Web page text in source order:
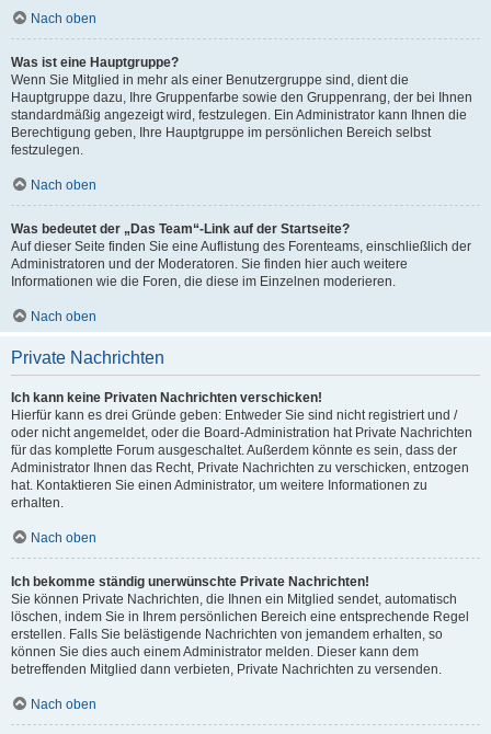
Nach oben
Was ist eine Hauptgruppe?
Wenn Sie Mitglied in mehr als einer Benutzergruppe sind, dient die
Hauptgruppe dazu, Ihre Gruppenfarbe sowie den Gruppenrang, der bei Ihnen
standardmäßig angezeigt wird, festzulegen. Ein Administrator kann Ihnen die
Berechtigung geben, Ihre Hauptgruppe im persönlichen Bereich selbst
festzulegen.
Nach oben
Was bedeutet der „Das Team“-Link auf der Startseite?
Auf dieser Seite finden Sie eine Auflistung des Forenteams, einschließlich der
Administratoren und der Moderatoren. Sie finden hier auch weitere
Informationen wie die Foren, die diese im Einzelnen moderieren.
Nach oben
Private Nachrichten
Ich kann keine Privaten Nachrichten verschicken!
Hierfür kann es drei Gründe geben: Entweder Sie sind nicht registriert und /
oder nicht angemeldet, oder die Board-Administration hat Private Nachrichten
für das komplette Forum ausgeschaltet. Außerdem könnte es sein, dass der
Administrator Ihnen das Recht, Private Nachrichten zu verschicken, entzogen
hat. Kontaktieren Sie einen Administrator, um weitere Informationen zu
erhalten.
Nach oben
Ich bekomme ständig unerwünschte Private Nachrichten!
Sie können Private Nachrichten, die Ihnen ein Mitglied sendet, automatisch
löschen, indem Sie in Ihrem persönlichen Bereich eine entsprechende Regel
erstellen. Falls Sie belästigende Nachrichten von jemandem erhalten, so
können Sie dies auch einem Administrator melden. Dieser kann dem
betreffenden Mitglied dann verbieten, Private Nachrichten zu versenden.
Nach oben